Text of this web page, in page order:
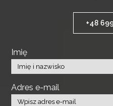
+48
Imię
Adres e-mail